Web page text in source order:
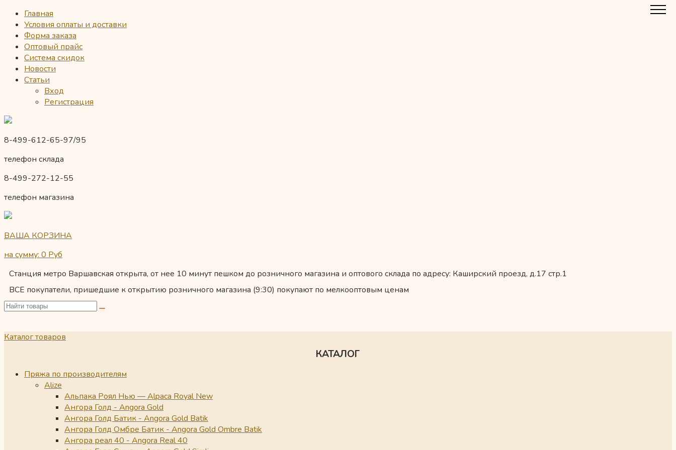
Главная
Условия оплаты и доставки
Форма заказа
Оптовый прайс
Система скидок
Новости
Статьи
Вход
Регистрация
8-499-612-65-97/95
телефон склада
8-499-272-12-55
телефон магазина
ВАША КОРЗИНА
на сумму: 0 Руб
Станция метро Варшавская открыта, от нее 10 минут пешком до розничного магазина и оптового склада по адресу: Каширский проезд, д.17 стр.1
ВСЕ покупатели, пришедшие к открытию розничного магазина (9:30) покупают по мелкооптовым ценам
Каталог товаров
КАТАЛОГ
Пряжа по производителям
Alize
Альпака Роял Нью — Alpaca Royal New
Ангора Голд - Angora Gold
Ангора Голд Батик - Angora Gold Batik
Ангора Голд Омбре Батик - Angora Gold Ombre Batik
Ангора реал 40 - Angora Real 40